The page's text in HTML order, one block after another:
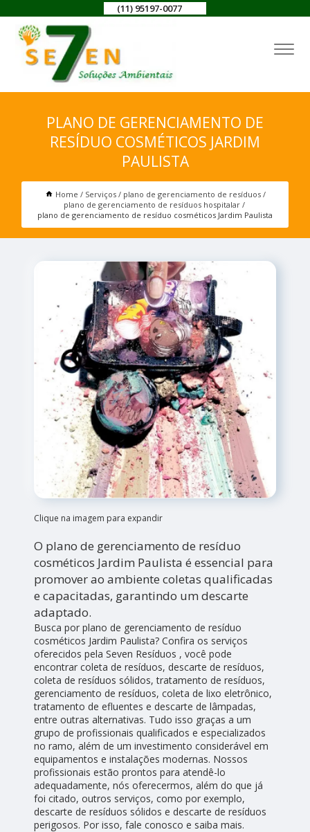
(11) 95197-0077
PLANO DE GERENCIAMENTO DE
RESÍDUO COSMÉTICOS JARDIM
PAULISTA
Home Serviços
plano de gerenciamento de resíduos
plano de gerenciamento de resíduos hospitalar
plano de gerenciamento de resíduo cosméticos Jardim Paulista
Clique na imagem para expandir
O plano de gerenciamento de resíduo
cosméticos Jardim Paulista é essencial para
promover ao ambiente coletas qualificadas
e capacitadas, garantindo um descarte
adaptado.
Busca por plano de gerenciamento de resíduo
cosméticos Jardim Paulista? Confira os serviços
oferecidos pela Seven Resíduos , você pode
encontrar coleta de resíduos, descarte de resíduos,
coleta de resíduos sólidos, tratamento de resíduos,
gerenciamento de resíduos, coleta de lixo eletrônico,
tratamento de efluentes e descarte de lâmpadas,
entre outras alternativas. Tudo isso graças a um
grupo de profissionais qualificados e especializados
no ramo, além de um investimento considerável em
equipamentos e instalações modernas. Nossos
profissionais estão prontos para atendê-lo
adequadamente, nós oferecermos, além do que já
foi citado, outros serviços, como por exemplo,
descarte de resíduos sólidos e descarte de resíduos
perigosos. Por isso, fale conosco e saiba mais.